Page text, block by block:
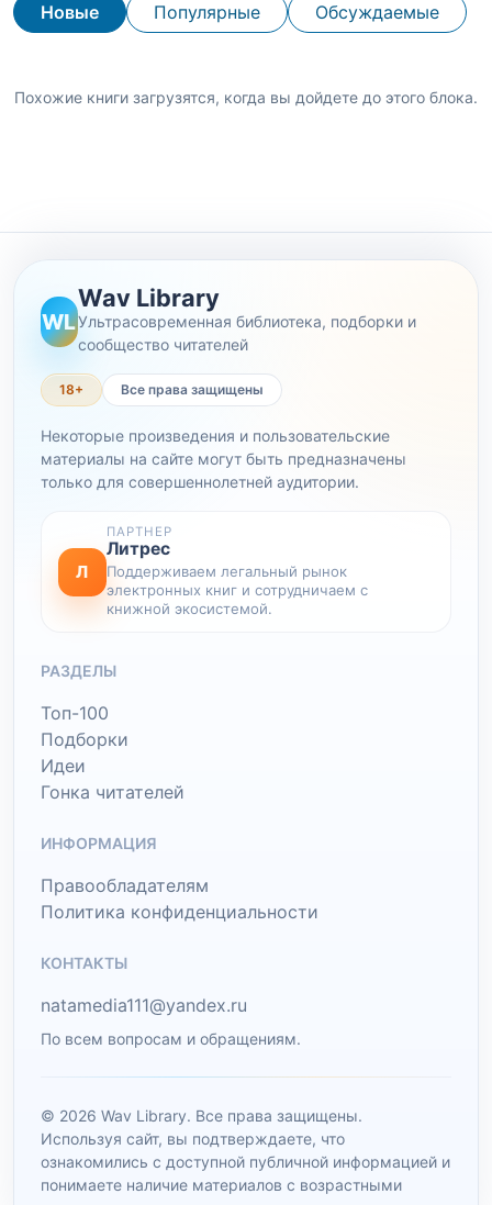
Новые Популярные Обсуждаемые
Похожие книги загрузятся, когда вы дойдете до этого блока.
WL
Wav Library
Ультрасовременная библиотека, подборки и
сообщество читателей
18+ Все права защищены
Некоторые произведения и пользовательские
материалы на сайте могут быть предназначены
только для совершеннолетней аудитории.
Л
ПАРТНЕР
Литрес
Поддерживаем легальный рынок
электронных книг и сотрудничаем с
книжной экосистемой.
РАЗДЕЛЫ
Топ-100
Подборки
Идеи
Гонка читателей
ИНФОРМАЦИЯ
Правообладателям
Политика конфиденциальности
КОНТАКТЫ
natamedia111@yandex.ru
По всем вопросам и обращениям.
© 2026 Wav Library. Все права защищены.
Используя сайт, вы подтверждаете, что
ознакомились с доступной публичной информацией и
понимаете наличие материалов с возрастными